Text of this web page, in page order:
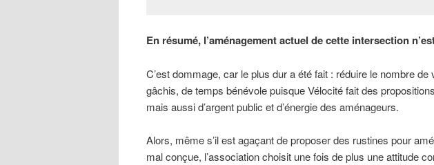
En résumé, l’aménagement actuel de cette intersection
C’est dommage, car le plus dur a été fait : réduire le nombre
gâchis, de temps bénévole puisque Vélocité fait des
mais aussi d’argent public et d’énergie des aménageurs.
Alors, même s’il est agaçant de proposer des rustines pour
mal conçue, l’association choisit une fois de plus une attitude